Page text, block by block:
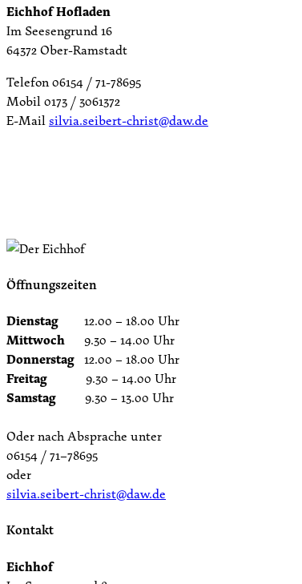
Eichhof Hofladen
Im Seesengrund 16
64372 Ober-Ramstadt
Telefon 06154 / 71-78695
Mobil 0173 / 3061372
E-Mailsilvia.seibert-christ@daw.de
Öffnungszeiten
Dienstag 12.00 – 18.00 Uhr
Mittwoch 9.30 – 14.00 Uhr
Donnerstag 12.00 – 18.00 Uhr
Freitag 9.30 – 14.00 Uhr
Samstag 9.30 – 13.00 Uhr
Oder nach Absprache unter
06154 / 71–78695
oder
silvia.seibert-christ@daw.de
Kontakt
Eichhof